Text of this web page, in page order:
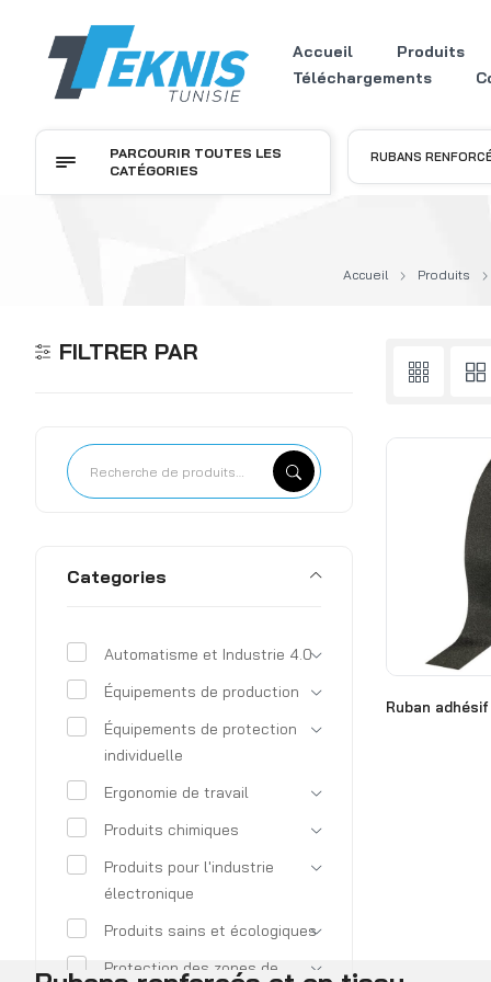
Accueil Produits
Téléchargements
RUBANS
PARCOURIR TOUTES LES
CATÉGORIES
Accueil Produits
FILTRER PAR
Categories
Automatisme et Industrie 4.0
Équipements de production
Équipements de protection
individuelle
Ergonomie de travail
Produits chimiques
Produits pour l'industrie
électronique
Produits sains et écologiques
Protection des zones de
Ruban